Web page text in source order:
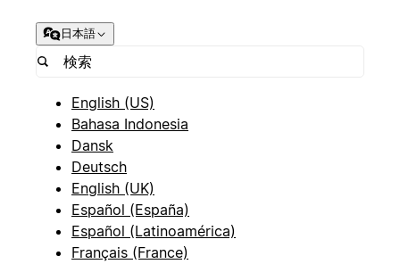
日本語
English (US)
Bahasa Indonesia
Dansk
Deutsch
English (UK)
Español (España)
Español (Latinoamérica)
Français (France)